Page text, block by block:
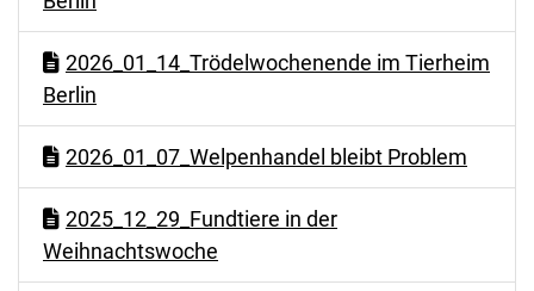
2026_01_14_Trödelwochenende im Tierheim
Berlin
2026_01_07_Welpenhandel bleibt Problem
2025_12_29_Fundtiere in der
Weihnachtswoche